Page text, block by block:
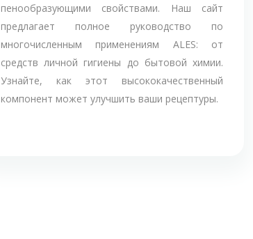
пенообразующими свойствами. Наш сайт
предлагает полное руководство по
многочисленным применениям ALES: от
средств личной гигиены до бытовой химии.
Узнайте, как этот высококачественный
компонент может улучшить ваши рецептуры.